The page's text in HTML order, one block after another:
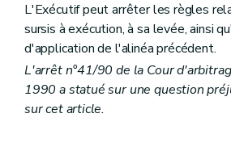
L'Exécutif peut arrêter les règles
sursis à exécution, à sa levée, ainsi
d'application de l'alinéa précédent.
L'arrêt n°41/90 de la Cour
1990 a statué sur une question
sur cet article.